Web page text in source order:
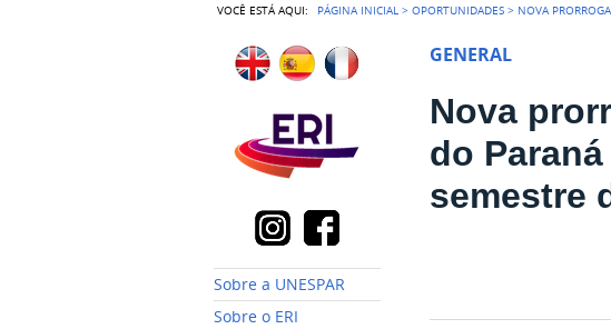
VOCÊ ESTÁ AQUI: PÁGINA INICIAL >OPORTUNIDADES > NOVA
Sobre a UNESPAR
Sobre o ERI
GENERAL
Nova
do
semestre